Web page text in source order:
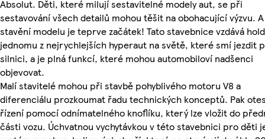
Absolut. Děti, které milují sestavitelné modely aut, se při
sestavování všech detailů mohou těšit na obohacující výzvu. A
stavění modelu je teprve začátek! Tato stavebnice vzdává hold
jednomu z nejrychlejších hyperaut na světě, které smí jezdit
silnici, a je plná funkcí, které mohou automobiloví nadšenci
objevovat.
Malí stavitelé mohou při stavbě pohyblivého motoru V8 a
diferenciálu prozkoumat řadu technických konceptů. Pak
řízení pomocí odnímatelného knoflíku, který lze vložit do
části vozu. Úchvatnou vychytávkou v této stavebnici pro děti